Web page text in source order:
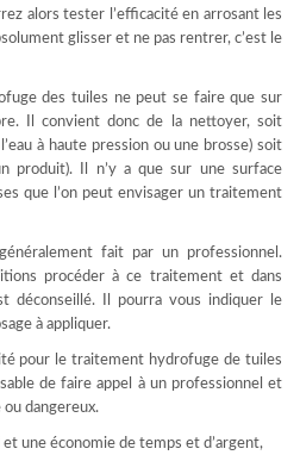
alors tester l’efficacité en arrosant les
glisser et ne pas rentrer, c’est le
des tuiles ne peut se faire que sur
Il convient donc de la nettoyer, soit
à haute pression ou une brosse) soit
produit). Il n’y a que sur une surface
que l’on peut envisager un traitement
fait par un professionnel.
procéder à ce traitement et dans
déconseillé. Il pourra vous indiquer le
à appliquer.
pour le traitement hydrofuge de tuiles
de faire appel à un professionnel et
dangereux.
une économie de temps et d’argent,